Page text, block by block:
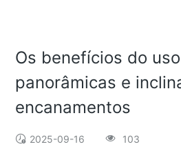
Os benefícios do
panorâmicas e
encanamentos
2025-09-16 103